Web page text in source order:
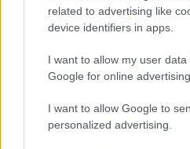
related to advertising like
device identifiers in apps.
I want to allow my user
Google for online
I want to allow Google to
personalized advertising.
sekundah, bodo pa na voljo